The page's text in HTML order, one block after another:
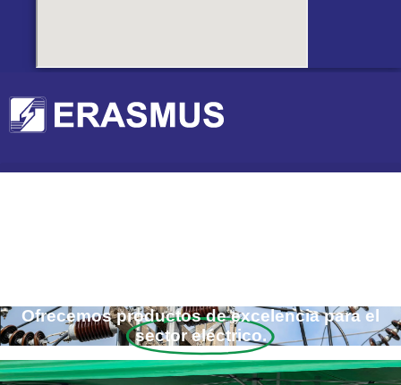
Ofrecemos productos de excelencia para el
sector eléctrico.